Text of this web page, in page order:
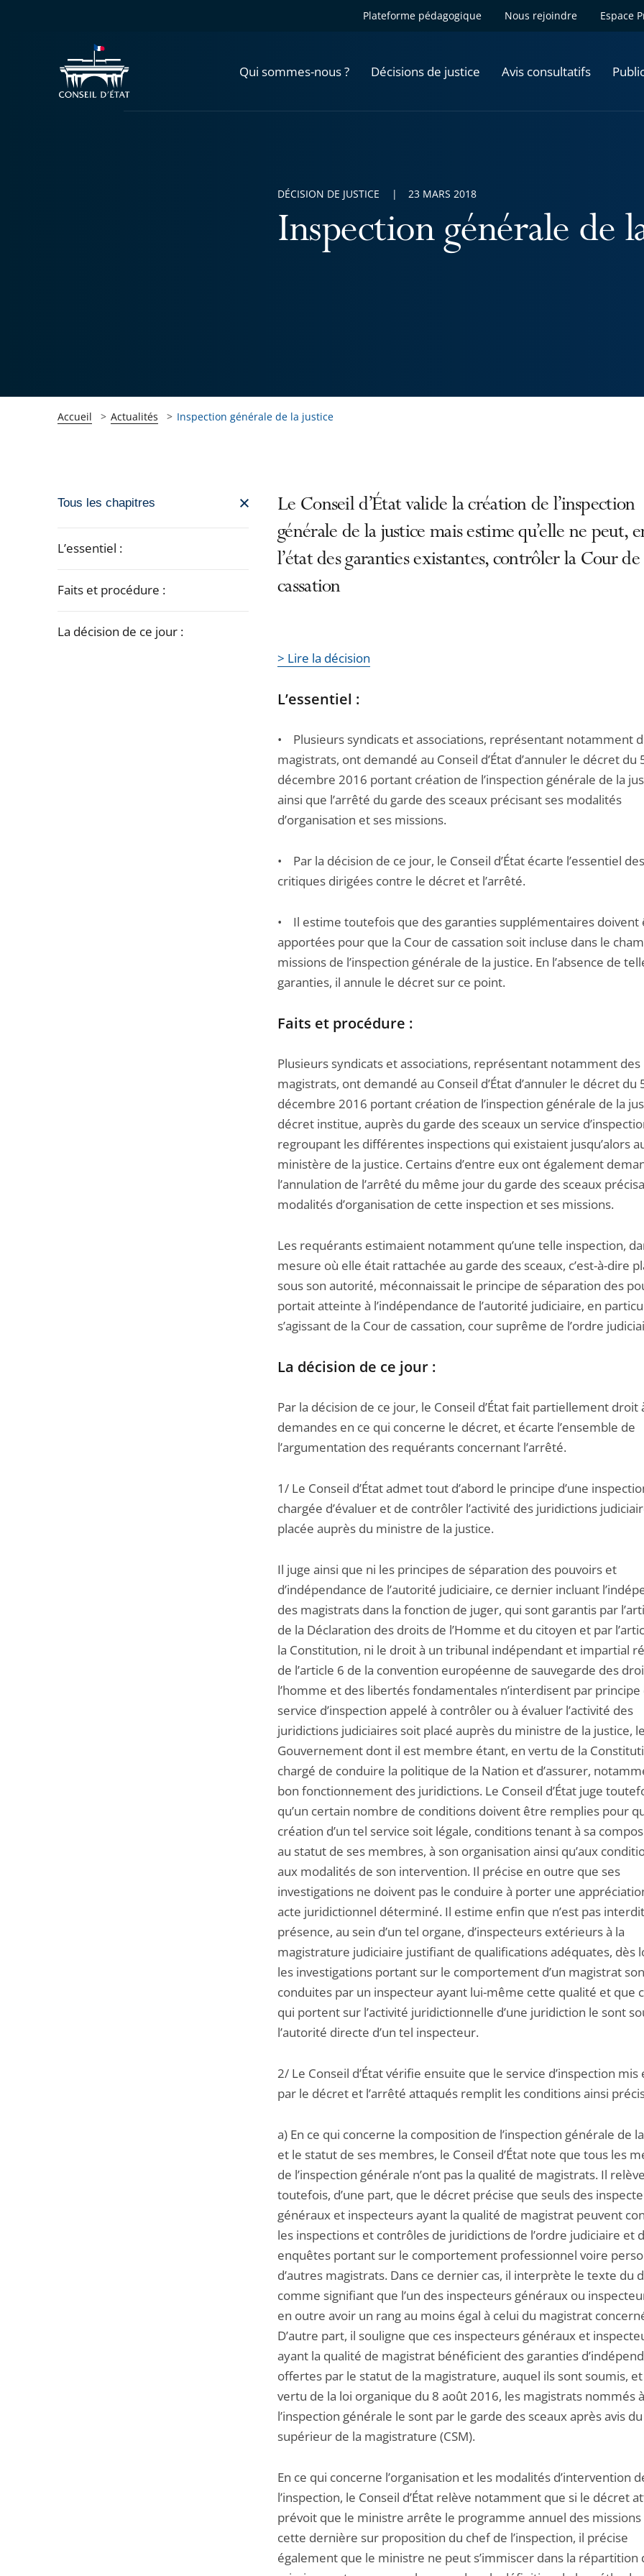
Plateforme pédagogique Nous rejoindre Espace
Qui sommes-nous ? Décisions de justice Avis consultatifs
Inspection générale de
DÉCISION DE JUSTICE 23 MARS 2018
Accueil Actualités Inspection générale de la justice
Passer
navigation
l'article
Tous les chapitres
L’essentiel :
Faits et procédure :
La décision de ce jour :
Le Conseil d’État valide la création de l’inspection
générale de la justice mais estime qu’elle ne peut,
l’état des garanties existantes, contrôler la Cour de
cassation
> Lire la décision
L’essentiel :
• Plusieurs syndicats et associations, représentant notamment
magistrats, ont demandé au Conseil d’État d’annuler le décret du
décembre 2016 portant création de l’inspection générale de la
ainsi que l’arrêté du garde des sceaux précisant ses modalités
d’organisation et ses missions.
• Par la décision de ce jour, le Conseil d’État écarte l’essentiel des
critiques dirigées contre le décret et l’arrêté.
• Il estime toutefois que des garanties supplémentaires doivent
apportées pour que la Cour de cassation soit incluse dans le
missions de l’inspection générale de la justice. En l’absence de
garanties, il annule le décret sur ce point.
Faits et procédure :
Plusieurs syndicats et associations, représentant notamment des
magistrats, ont demandé au Conseil d’État d’annuler le décret du
décembre 2016 portant création de l’inspection générale de la
décret institue, auprès du garde des sceaux un service
regroupant les différentes inspections qui existaient jusqu’alors
ministère de la justice. Certains d’entre eux ont également
l’annulation de l’arrêté du même jour du garde des sceaux
modalités d’organisation de cette inspection et ses missions.
Les requérants estimaient notamment qu’une telle inspection,
mesure où elle était rattachée au garde des sceaux, c’est-à-dire
sous son autorité, méconnaissait le principe de séparation des
portait atteinte à l’indépendance de l’autorité judiciaire, en
s’agissant de la Cour de cassation, cour suprême de l’ordre
La décision de ce jour :
Par la décision de ce jour, le Conseil d’État fait partiellement droit
demandes en ce qui concerne le décret, et écarte l’ensemble de
l’argumentation des requérants concernant l’arrêté.
1/ Le Conseil d’État admet tout d’abord le principe d’une
chargée d’évaluer et de contrôler l’activité des juridictions
placée auprès du ministre de la justice.
Il juge ainsi que ni les principes de séparation des pouvoirs et
d’indépendance de l’autorité judiciaire, ce dernier incluant
des magistrats dans la fonction de juger, qui sont garantis par
de la Déclaration des droits de l’Homme et du citoyen et par
la Constitution, ni le droit à un tribunal indépendant et impartial
de l’article 6 de la convention européenne de sauvegarde des
l’homme et des libertés fondamentales n’interdisent par principe
service d’inspection appelé à contrôler ou à évaluer l’activité des
juridictions judiciaires soit placé auprès du ministre de la justice, le
Gouvernement dont il est membre étant, en vertu de la
chargé de conduire la politique de la Nation et d’assurer,
bon fonctionnement des juridictions. Le Conseil d’État juge
qu’un certain nombre de conditions doivent être remplies pour
création d’un tel service soit légale, conditions tenant à sa
au statut de ses membres, à son organisation ainsi qu’aux
aux modalités de son intervention. Il précise en outre que ses
investigations ne doivent pas le conduire à porter une
acte juridictionnel déterminé. Il estime enfin que n’est pas
présence, au sein d’un tel organe, d’inspecteurs extérieurs à la
magistrature judiciaire justifiant de qualifications adéquates, dès
les investigations portant sur le comportement d’un magistrat
conduites par un inspecteur ayant lui-même cette qualité et que
qui portent sur l’activité juridictionnelle d’une juridiction le sont
l’autorité directe d’un tel inspecteur.
2/ Le Conseil d’État vérifie ensuite que le service d’inspection mis
par le décret et l’arrêté attaqués remplit les conditions ainsi
a) En ce qui concerne la composition de l’inspection générale de
et le statut de ses membres, le Conseil d’État note que tous les
de l’inspection générale n’ont pas la qualité de magistrats. Il relève
toutefois, d’une part, que le décret précise que seuls des
généraux et inspecteurs ayant la qualité de magistrat peuvent
les inspections et contrôles de juridictions de l’ordre judiciaire et
enquêtes portant sur le comportement professionnel voire
d’autres magistrats. Dans ce dernier cas, il interprète le texte du
comme signifiant que l’un des inspecteurs généraux ou
en outre avoir un rang au moins égal à celui du magistrat
D’autre part, il souligne que ces inspecteurs généraux et
ayant la qualité de magistrat bénéficient des garanties
offertes par le statut de la magistrature, auquel ils sont soumis,
vertu de la loi organique du 8 août 2016, les magistrats nommés à
l’inspection générale le sont par le garde des sceaux après avis
supérieur de la magistrature (CSM).
En ce qui concerne l’organisation et les modalités d’intervention
l’inspection, le Conseil d’État relève notamment que si le décret
prévoit que le ministre arrête le programme annuel des missions
cette dernière sur proposition du chef de l’inspection, il précise
également que le ministre ne peut s’immiscer dans la répartition